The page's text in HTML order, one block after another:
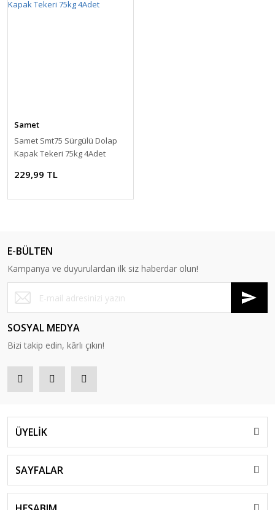
Samet
Samet Smt75 Sürgülü Dolap
Kapak Tekeri 75kg 4Adet
229,99 TL
E-BÜLTEN
Kampanya ve duyurulardan ilk siz haberdar olun!
SOSYAL MEDYA
Bizi takip edin, kârlı çıkın!
ÜYELİK
SAYFALAR